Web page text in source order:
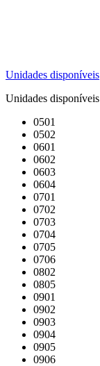
Unidades disponíveis
Unidades disponíveis
0501
0502
0601
0602
0603
0604
0701
0702
0703
0704
0705
0706
0802
0805
0901
0902
0903
0904
0905
0906